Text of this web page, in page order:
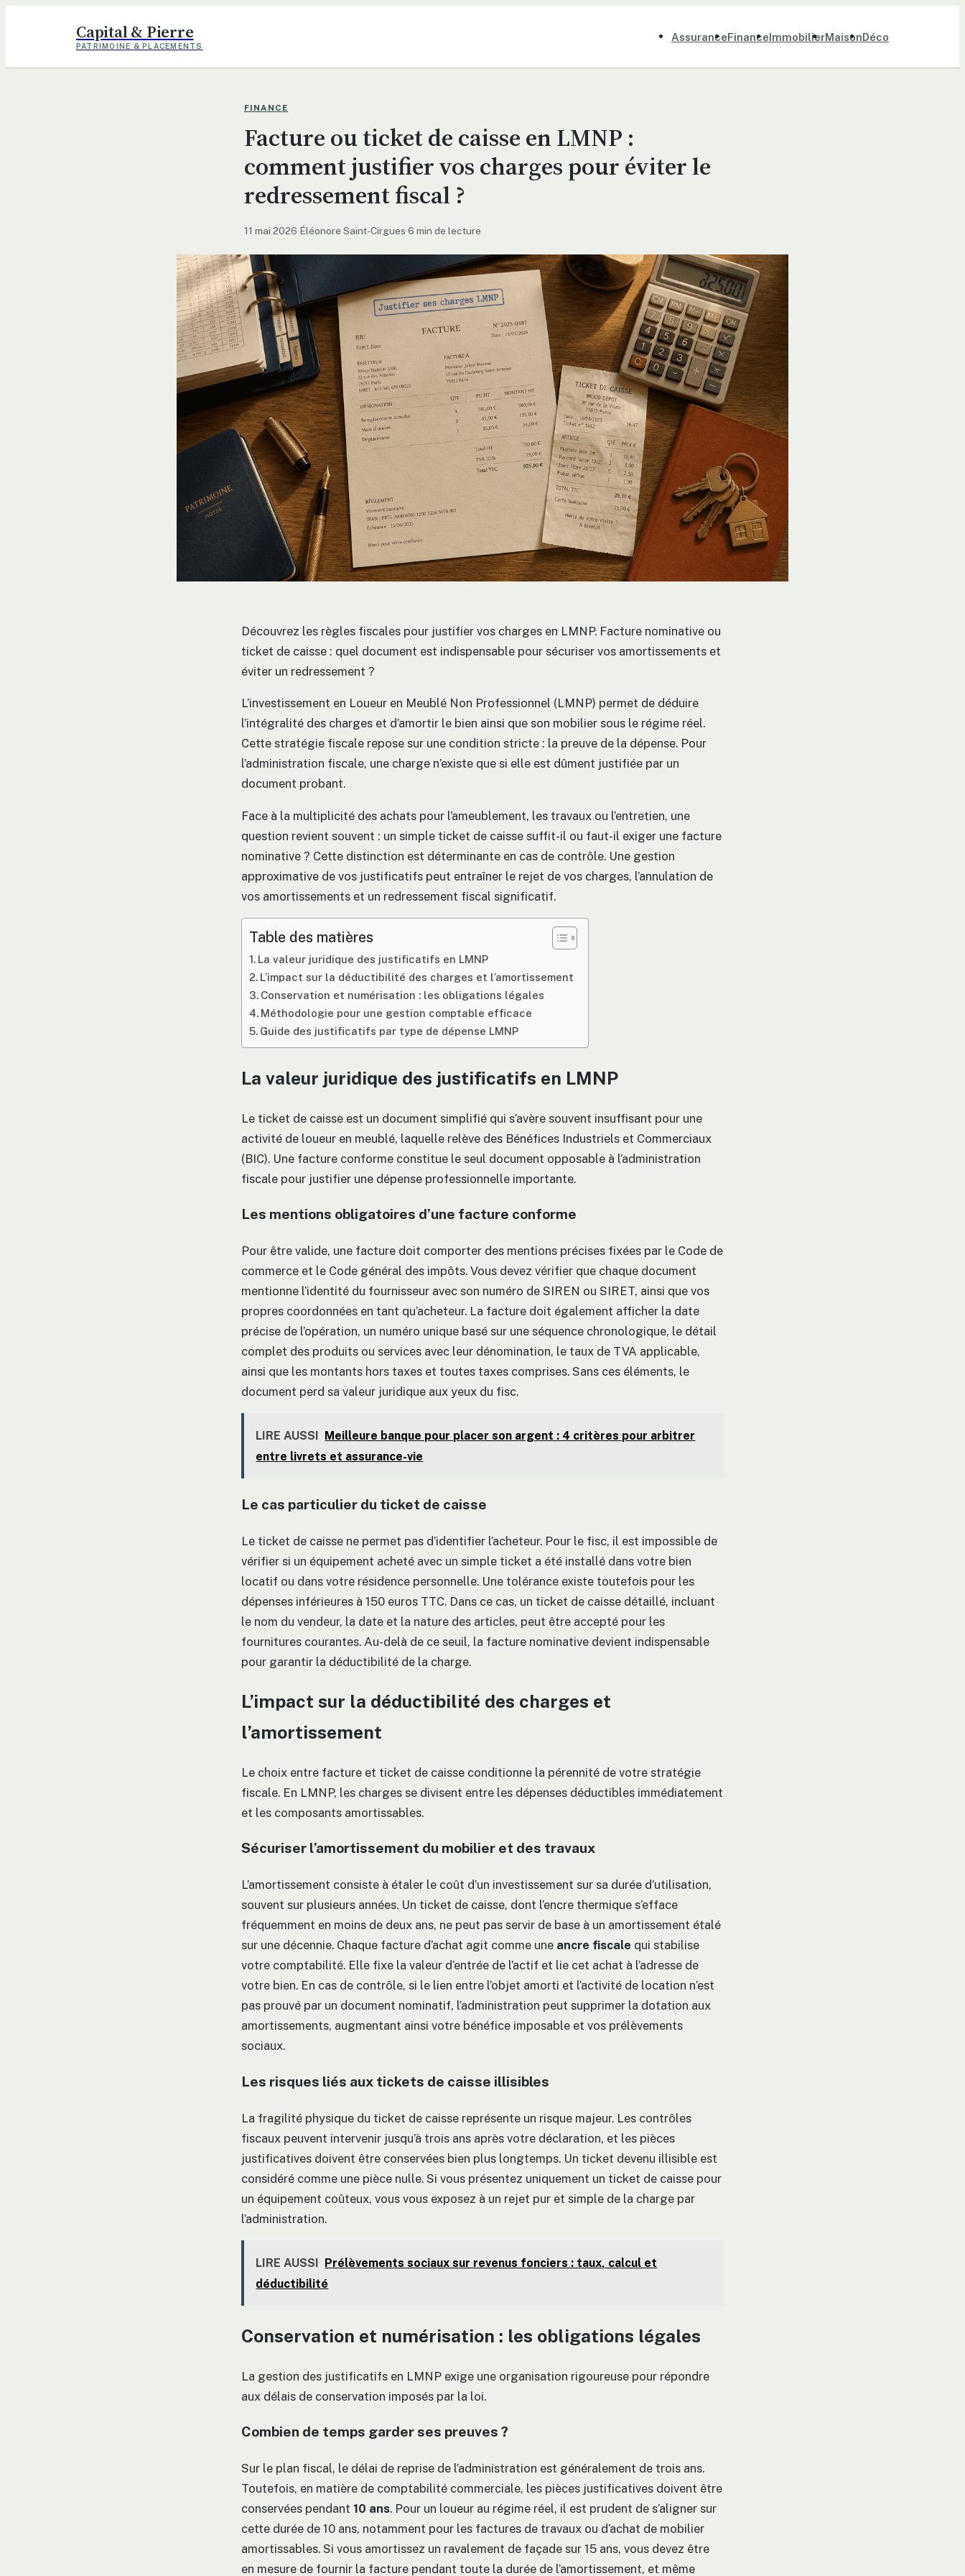
Capital & Pierre
PATRIMOINE & PLACEMENTS
AssuranceFinanceImmobilierMaisonDéco
FINANCE
Facture ou ticket de caisse en LMNP :
comment justifier vos charges pour éviter le
redressement fiscal ?
11 mai 2026·Éléonore Saint-Cirgues·6 min de lecture
Découvrez les règles fiscales pour justifier vos charges en LMNP. Facture nominative ou
ticket de caisse : quel document est indispensable pour sécuriser vos amortissements et
éviter un redressement ?
L’investissement en Loueur en Meublé Non Professionnel (LMNP) permet de déduire
l’intégralité des charges et d’amortir le bien ainsi que son mobilier sous le régime réel.
Cette stratégie fiscale repose sur une condition stricte : la preuve de la dépense. Pour
l’administration fiscale, une charge n’existe que si elle est dûment justifiée par un
document probant.
Face à la multiplicité des achats pour l’ameublement, les travaux ou l’entretien, une
question revient souvent : un simple ticket de caisse suffit-il ou faut-il exiger une facture
nominative ? Cette distinction est déterminante en cas de contrôle. Une gestion
approximative de vos justificatifs peut entraîner le rejet de vos charges, l’annulation de
vos amortissements et un redressement fiscal significatif.
Table des matières
La valeur juridique des justificatifs en LMNP
L’impact sur la déductibilité des charges et l’amortissement
Conservation et numérisation : les obligations légales
Méthodologie pour une gestion comptable efficace
Guide des justificatifs par type de dépense LMNP
La valeur juridique des justificatifs en LMNP
Le ticket de caisse est un document simplifié qui s’avère souvent insuffisant pour une
activité de loueur en meublé, laquelle relève des Bénéfices Industriels et Commerciaux
(BIC). Une facture conforme constitue le seul document opposable à l’administration
fiscale pour justifier une dépense professionnelle importante.
Les mentions obligatoires d’une facture conforme
Pour être valide, une facture doit comporter des mentions précises fixées par le Code de
commerce et le Code général des impôts. Vous devez vérifier que chaque document
mentionne l’identité du fournisseur avec son numéro de SIREN ou SIRET, ainsi que vos
propres coordonnées en tant qu’acheteur. La facture doit également afficher la date
précise de l’opération, un numéro unique basé sur une séquence chronologique, le détail
complet des produits ou services avec leur dénomination, le taux de TVA applicable,
ainsi que les montants hors taxes et toutes taxes comprises. Sans ces éléments, le
document perd sa valeur juridique aux yeux du fisc.
LIRE AUSSI Meilleure banque pour placer son argent : 4 critères pour arbitrer
entre livrets et assurance-vie
Le cas particulier du ticket de caisse
Le ticket de caisse ne permet pas d’identifier l’acheteur. Pour le fisc, il est impossible de
vérifier si un équipement acheté avec un simple ticket a été installé dans votre bien
locatif ou dans votre résidence personnelle. Une tolérance existe toutefois pour les
dépenses inférieures à 150 euros TTC. Dans ce cas, un ticket de caisse détaillé, incluant
le nom du vendeur, la date et la nature des articles, peut être accepté pour les
fournitures courantes. Au-delà de ce seuil, la facture nominative devient indispensable
pour garantir la déductibilité de la charge.
L’impact sur la déductibilité des charges et
l’amortissement
Le choix entre facture et ticket de caisse conditionne la pérennité de votre stratégie
fiscale. En LMNP, les charges se divisent entre les dépenses déductibles immédiatement
et les composants amortissables.
Sécuriser l’amortissement du mobilier et des travaux
L’amortissement consiste à étaler le coût d’un investissement sur sa durée d’utilisation,
souvent sur plusieurs années. Un ticket de caisse, dont l’encre thermique s’efface
fréquemment en moins de deux ans, ne peut pas servir de base à un amortissement étalé
sur une décennie. Chaque facture d’achat agit comme une ancre fiscale qui stabilise
votre comptabilité. Elle fixe la valeur d’entrée de l’actif et lie cet achat à l’adresse de
votre bien. En cas de contrôle, si le lien entre l’objet amorti et l’activité de location n’est
pas prouvé par un document nominatif, l’administration peut supprimer la dotation aux
amortissements, augmentant ainsi votre bénéfice imposable et vos prélèvements
sociaux.
Les risques liés aux tickets de caisse illisibles
La fragilité physique du ticket de caisse représente un risque majeur. Les contrôles
fiscaux peuvent intervenir jusqu’à trois ans après votre déclaration, et les pièces
justificatives doivent être conservées bien plus longtemps. Un ticket devenu illisible est
considéré comme une pièce nulle. Si vous présentez uniquement un ticket de caisse pour
un équipement coûteux, vous vous exposez à un rejet pur et simple de la charge par
l’administration.
LIRE AUSSI Prélèvements sociaux sur revenus fonciers : taux, calcul et
déductibilité
Conservation et numérisation : les obligations légales
La gestion des justificatifs en LMNP exige une organisation rigoureuse pour répondre
aux délais de conservation imposés par la loi.
Combien de temps garder ses preuves ?
Sur le plan fiscal, le délai de reprise de l’administration est généralement de trois ans.
Toutefois, en matière de comptabilité commerciale, les pièces justificatives doivent être
conservées pendant 10 ans. Pour un loueur au régime réel, il est prudent de s’aligner sur
cette durée de 10 ans, notamment pour les factures de travaux ou d’achat de mobilier
amortissables. Si vous amortissez un ravalement de façade sur 15 ans, vous devez être
en mesure de fournir la facture pendant toute la durée de l’amortissement, et même